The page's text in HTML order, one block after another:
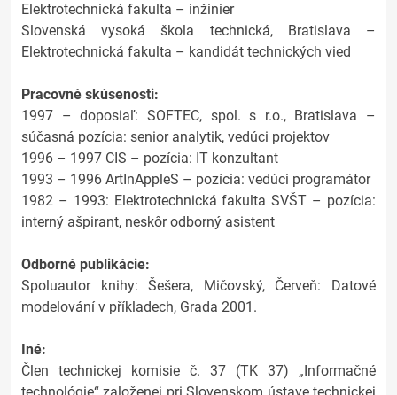
Elektrotechnická fakulta – inžinier
Slovenská vysoká škola technická, Bratislava –
Elektrotechnická fakulta – kandidát technických vied
Pracovné skúsenosti:
1997 – doposiaľ: SOFTEC, spol. s r.o., Bratislava –
súčasná pozícia: senior analytik, vedúci projektov
1996 – 1997 CIS – pozícia: IT konzultant
1993 – 1996 ArtInAppleS – pozícia: vedúci programátor
1982 – 1993: Elektrotechnická fakulta SVŠT – pozícia:
interný ašpirant, neskôr odborný asistent
Odborné publikácie:
Spoluautor knihy: Šešera, Mičovský, Červeň: Datové
modelování v příkladech, Grada 2001.
Iné:
Člen technickej komisie č. 37 (TK 37) „Informačné